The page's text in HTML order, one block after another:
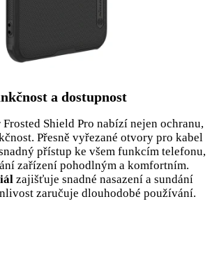
a dostupnost
Shield Pro nabízí nejen ochranu,
Přesně vyřezané otvory pro kabel
přístup ke všem funkcím telefonu,
zařízení pohodlným a komfortním.
zajišťuje snadné nasazení a sundání
zaručuje dlouhodobé používání.